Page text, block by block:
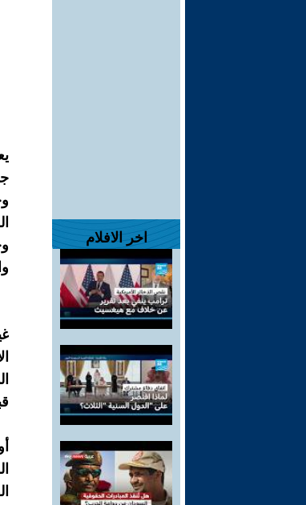
اخر الافلام